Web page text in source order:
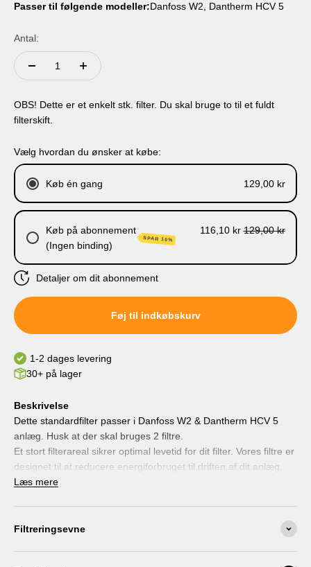
Passer til følgende modeller:Danfoss W2 Dantherm HCV 5
Antal:
OBS! Dette er et enkelt stk. filter. Du skal bruge to til et fuldt
filterskift.
Vælg hvordan du ønsker at købe:
Køb én gang 129,00 kr
Køb på abonnement
(Ingen binding)
SPAR 10%
116,10 kr 129,00 kr
Levering hver 6. måned
Levering hver 12. måned
Detaljer om dit abonnement
Føj til indkøbskurv
1-2 dages levering
30+ på lager
Beskrivelse
Dette standardfilter passer i Danfoss W2 & Dantherm HCV 5
anlæg. Husk at der skal bruges 2 filtre.
Et stort filterareal sikrer optimal levetid for dit filter. Vores filtre er
designet til at reducere energiforbruget til driften af dit anlæg,
samtidig med at filtrets struktur giver en stor støvakkumulering
indsugning og herved minimere generne af pollen i din bolig. Et
Læs mere
Filtreringsevne